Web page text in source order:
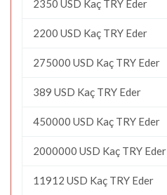
2350 USD Kaç TRY Eder
2200 USD Kaç TRY Eder
275000 USD Kaç TRY Eder
389 USD Kaç TRY Eder
450000 USD Kaç TRY Eder
2000000 USD Kaç TRY Eder
11912 USD Kaç TRY Eder